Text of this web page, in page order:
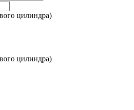
цилиндра)
цилиндра)